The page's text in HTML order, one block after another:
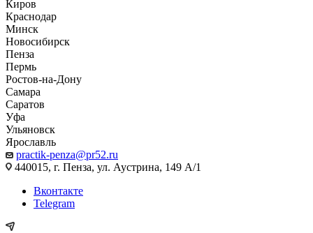
Киров
Краснодар
Минск
Новосибирск
Пенза
Пермь
Ростов-на-Дону
Самара
Саратов
Уфа
Ульяновск
Ярославль
practik-penza@pr52.ru
440015, г. Пенза, ул. Аустрина, 149 А/1
Вконтакте
Telegram